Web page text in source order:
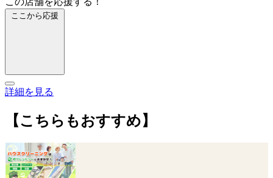
ここから応援
詳細を見る
【こちらもおすすめ】